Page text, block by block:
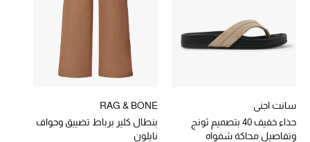
ركن أناقة المنتجعات
تشكيلة المناسبات للنساء
سانت اجني
حذاء خفيف 40 بتصميم ثونج
وتفاصيل محاكة شمواه
RAG & BONE
بنطال كلير برباط تضييق وحواف
نايلون